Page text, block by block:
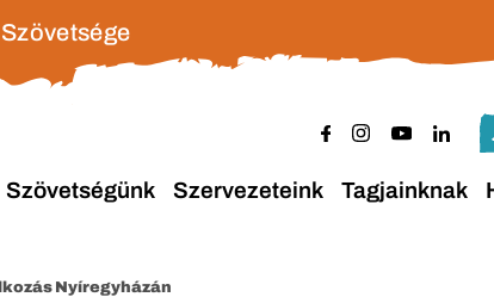
Szövetségünk Szervezeteink Tagjainknak
Nyíregyházán